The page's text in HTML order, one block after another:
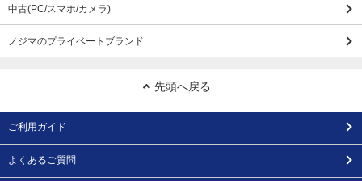
中古(PC/スマホ/カメラ)
ノジマのプライベートブランド
先頭へ戻る
ご利用ガイド
よくあるご質問